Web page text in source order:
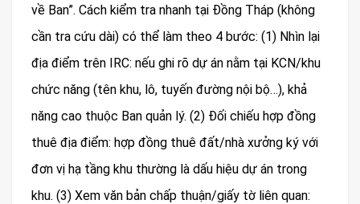
về Ban”. Cách kiểm tra nhanh tại Đồng Tháp (không
cần tra cứu dài) có thể làm theo 4 bước: (1) Nhìn lại
địa điểm trên IRC: nếu ghi rõ dự án nằm tại KCN/khu
chức năng (tên khu, lô, tuyến đường nội bộ…), khả
năng cao thuộc Ban quản lý. (2) Đối chiếu hợp đồng
thuê địa điểm: hợp đồng thuê đất/nhà xưởng ký với
đơn vị hạ tầng khu thường là dấu hiệu dự án trong
khu. (3) Xem văn bản chấp thuận/giấy tờ liên quan: